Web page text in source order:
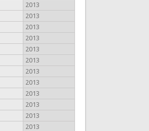
2013
2013
2013
2013
2013
2013
2013
2013
2013
2013
2013
2013